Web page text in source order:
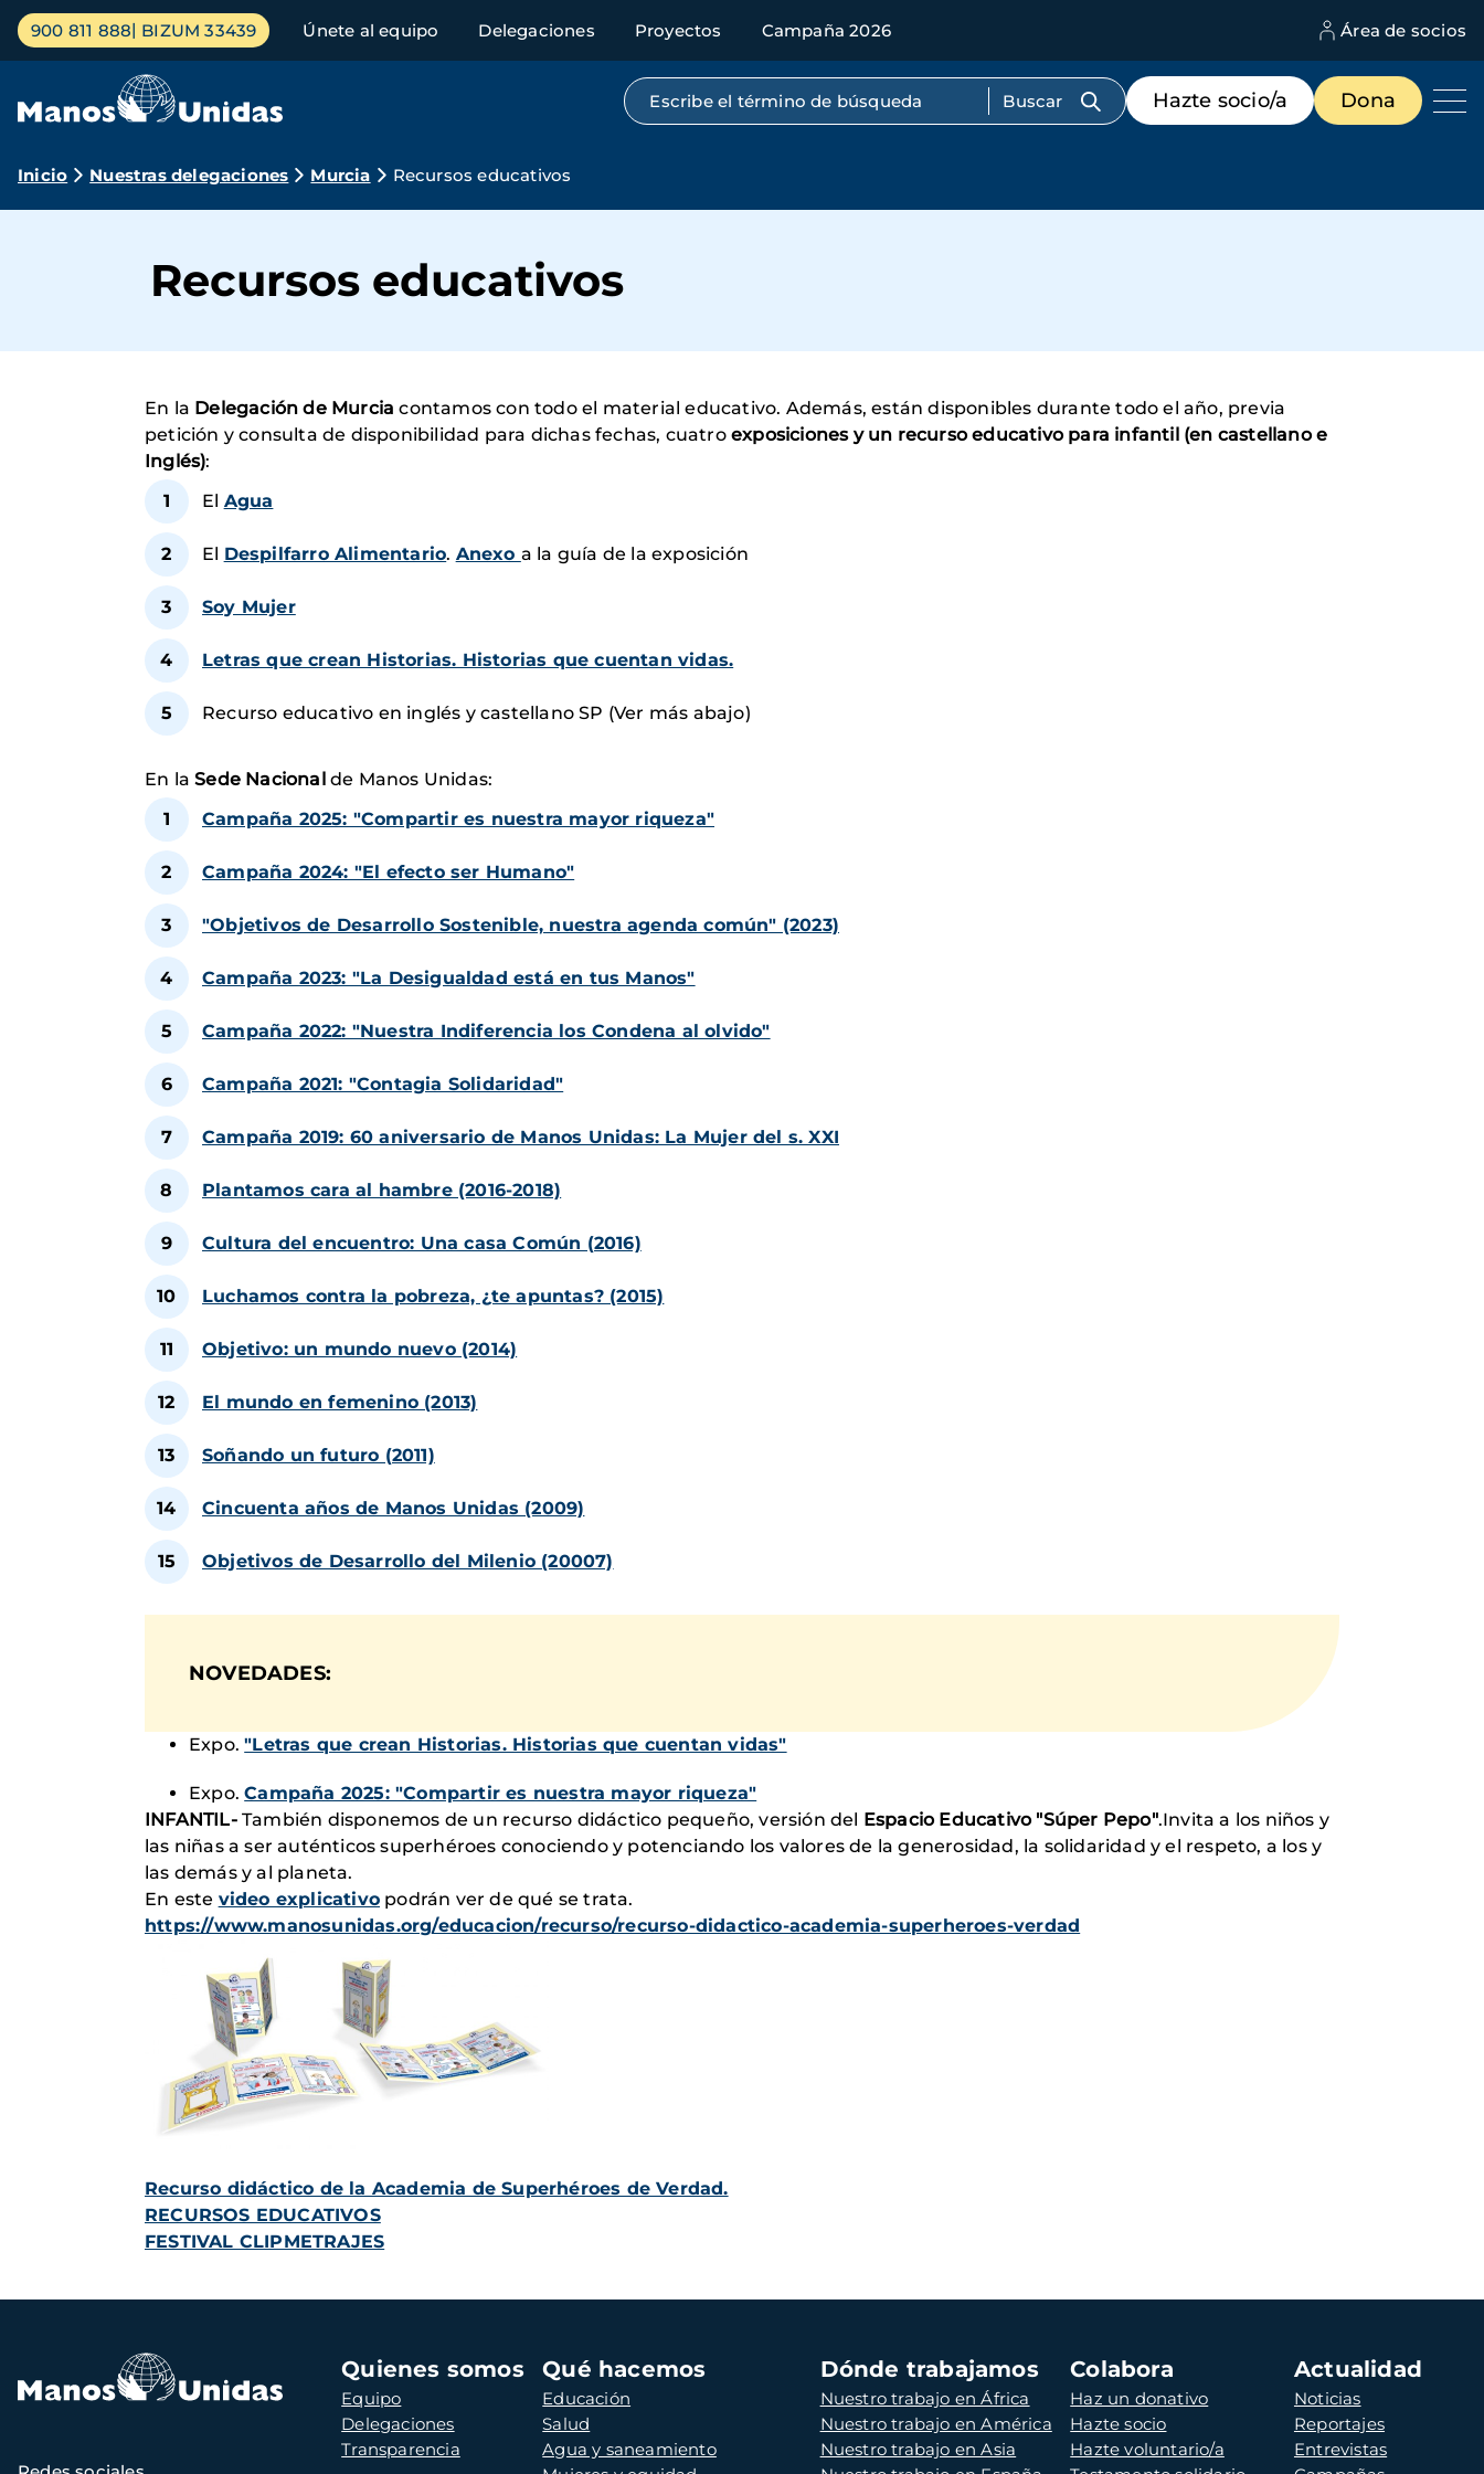
Pasar
contenido
Menú
principal
900 811 888 BIZUM 33439 Únete al equipo Delegaciones Proyectos Campaña 2026 Área de socios
Búsqueda por texto completo
Menú
de
destacados
Hazte socio/a Dona
Ruta
navegación
Inicio Nuestras delegaciones Murcia Recursos educativos
Recursos educativos
En la Delegación de Murcia contamos con todo el material educativo. Además, están disponibles durante todo el año, previa
petición y consulta de disponibilidad para dichas fechas, cuatroexposiciones y un recurso educativo para infantil (en castellano e
Inglés):
El Agua
El Despilfarro Alimentario. Anexo a la guía de la exposición
Soy Mujer
Letras que crean Historias. Historias que cuentan vidas.
Recurso educativo en inglés y castellano SP (Ver más abajo)
En la Sede Nacional de Manos Unidas:
Campaña 2025: "Compartir es nuestra mayor riqueza"
Campaña 2024: "El efecto ser Humano"
"Objetivos de Desarrollo Sostenible, nuestra agenda común" (2023)
Campaña 2023: "La Desigualdad está en tus Manos"
Campaña 2022: "Nuestra Indiferencia los Condena al olvido"
Campaña 2021: "Contagia Solidaridad"
Campaña 2019: 60 aniversario de Manos Unidas: La Mujer del s. XXI
Plantamos cara al hambre (2016-2018)
Cultura del encuentro: Una casa Común (2016)
Luchamos contra la pobreza, ¿te apuntas? (2015)
Objetivo: un mundo nuevo (2014)
El mundo en femenino (2013)
Soñando un futuro (2011)
Cincuenta años de Manos Unidas (2009)
Objetivos de Desarrollo del Milenio (20007)
NOVEDADES:
Expo."Letras que crean Historias. Historias que cuentan vidas"
Expo.Campaña 2025: "Compartir es nuestra mayor riqueza"
INFANTIL-También disponemos de un recurso didáctico pequeño, versión del Espacio Educativo "Súper Pepo".Invita a los niños y
las niñas a ser auténticos superhéroes conociendo y potenciando los valores de la generosidad, la solidaridad y el respeto, a los y
las demás y al planeta.
En este video explicativo podrán ver de qué se trata.
https://www.manosunidas.org/educacion/recurso/recurso-didactico-academia-superheroes-verdad
Recurso didáctico de la Academia de Superhéroes de Verdad.
RECURSOS EDUCATIVOS
FESTIVAL CLIPMETRAJES
Navegación
principal
Quienes somos
Equipo
Delegaciones
Transparencia
Qué hacemos
Educación
Salud
Agua y saneamiento
Dónde trabajamos
Nuestro trabajo en África
Nuestro trabajo en América
Nuestro trabajo en Asia
Colabora
Haz un donativo
Hazte socio
Hazte voluntario/a
Actualidad
Noticias
Reportajes
Entrevistas